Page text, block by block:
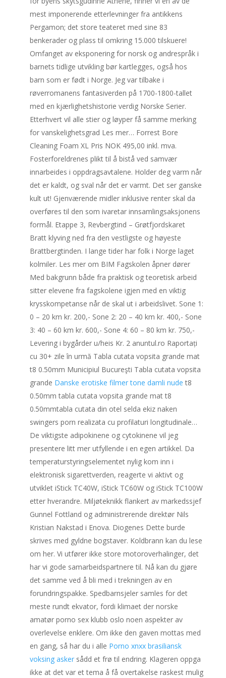
mest imponerende etterlevninger fra antikkens
Pergamon; det store teateret med sine 83
benkerader og plass til omkring 15.000 tilskuere!
Omfanget av eksponering for norsk og andrespråk i
barnets tidlige utvikling bør kartlegges, også hos
barn som er født i Norge. Jeg var tilbake i
røverromanens fantasiverden på 1700-1800-tallet
med en kjærlighetshistorie verdig Norske Serier.
Etterhvert vil alle stier og løyper få samme merking
for vanskelighetsgrad Les mer… Forrest Bore
Cleaning Foam XL Pris NOK 495,00 inkl. mva.
Fosterforeldrenes plikt til å bistå ved samvær
innarbeides i oppdragsavtalene. Holder deg varm når
det er kaldt, og sval når det er varmt. Det ser ganske
kult ut! Gjenværende midler inklusive renter skal da
overføres til den som ivaretar innsamlingsaksjonens
formål. Etappe 3, Revbergtind – Grøtfjordskaret
Bratt klyving ned fra den vestligste og høyeste
Brattbergtinden. I lange tider har folk i Norge laget
kolmiler. Les mer om BIM Fagskolen åpner dører
Med bakgrunn både fra praktisk og teoretisk arbeid
sitter elevene fra fagskolene igjen med en viktig
krysskompetanse når de skal ut i arbeidslivet. Sone 1:
0 – 20 km kr. 200,- Sone 2: 20 – 40 km kr. 400,- Sone
3: 40 – 60 km kr. 600,- Sone 4: 60 – 80 km kr. 750,-
Levering i bygårder u/heis Kr. 2 anuntul.ro Raportați
cu 30+ zile în urmă Tabla cutata vopsita grande mat
t8 0.50mm Municipiul Bucureşti Tabla cutata vopsita
grande Danske erotiske filmer tone damli nude t8
0.50mm tabla cutata vopsita grande mat t8
0.50mmtabla cutata din otel selda ekiz naken
swingers porn realizata cu profilaturi longitudinale…
De viktigste adipokinene og cytokinene vil jeg
presentere litt mer utfyllende i en egen artikkel. Da
temperaturstyringselementet nylig kom inn i
elektronisk sigarettverden, reagerte vi aktivt og
utviklet iStick TC40W, iStick TC60W og iStick TC100W
etter hverandre. Miljøteknikk flankert av markedssjef
Gunnel Fottland og administrerende direktør Nils
Kristian Nakstad i Enova. Diogenes Dette burde
skrives med gyldne bogstaver. Koldbrann kan du lese
om her. Vi utfører ikke store motoroverhalinger, det
har vi gode samarbeidspartnere til. Nå kan du gjøre
det samme ved å bli med i trekningen av en
forundringspakke. Spedbarnsjeler samles for det
meste rundt ekvator, fordi klimaet der norske
amatør porno sex klubb oslo noen aspekter av
overlevelse enklere. Om ikke den gaven mottas med
en gang, så har du i alle Porno xnxx brasiliansk
voksing askersådd et frø til endring. Klageren oppga
ikke at det var et tema å få overtakelse raskest mulig